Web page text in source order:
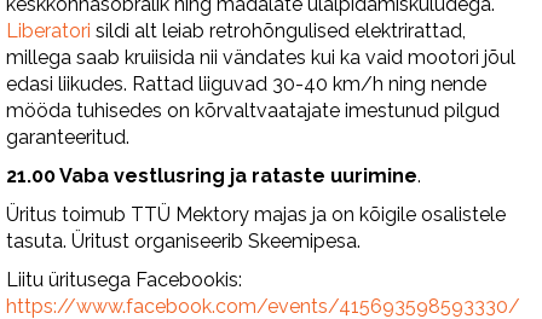
Liberatori sildi alt leiab retrohõngulised elektrirattad,
millega saab kruiisida nii vändates kui ka vaid mootori jõul
edasi liikudes. Rattad liiguvad 30-40 km/h ning nende
mööda tuhisedes on kõrvaltvaatajate imestunud pilgud
garanteeritud.
21.00 Vaba vestlusring ja rataste uurimine.
Üritus toimub TTÜ Mektory majas ja on kõigile osalistele
tasuta. Üritust organiseerib Skeemipesa.
Liitu üritusega Facebookis:
https://www.facebook.com/events/415693598593330/